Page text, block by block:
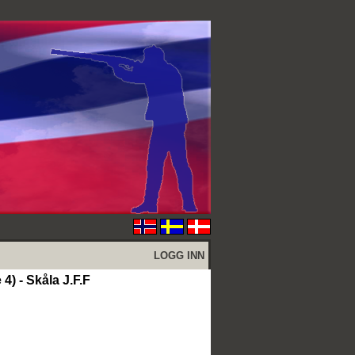
LOGG INN
- Skåla J.F.F